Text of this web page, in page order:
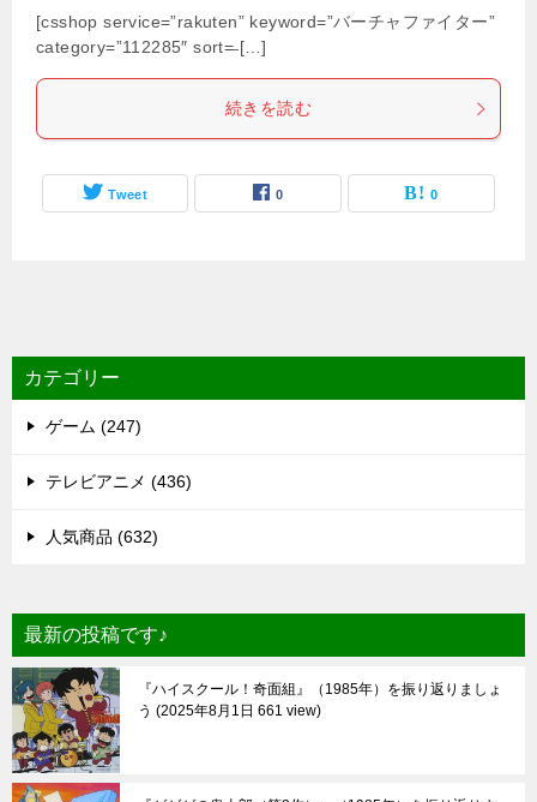
[csshop service=”rakuten” keyword=”バーチャファイター”
category=”112285″ sort=̶ […]
続きを読む
Tweet 0 0
カテゴリー
ゲーム (247)
テレビアニメ (436)
人気商品 (632)
最新の投稿です♪
『ハイスクール！奇面組』（1985年）を振り返りましょ
う
2025年8月1日 661 view